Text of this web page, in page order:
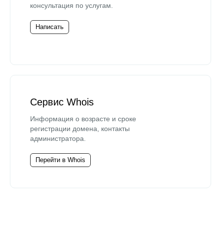
консультация по услугам.
Написать
Сервис Whois
Информация о возрасте и сроке
регистрации домена, контакты
администратора.
Перейти в Whois